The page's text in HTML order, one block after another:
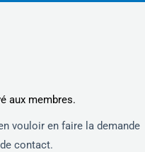
aux membres.
vouloir en faire la demande
contact.